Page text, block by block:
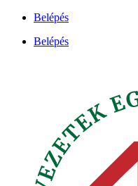
Ugrás
tartalomhoz
Belépés
Belépés